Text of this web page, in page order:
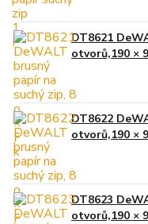
DT8621
otvorů,190 ×
DT8622
otvorů,190 ×
DT8623
otvorů,190 ×